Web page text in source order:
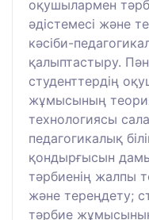
оқушылармен
әдістемесі және
кәсіби-
қалыптастыру.
студенттердің
жұмысының
технологиясы
педагогикалық
қондырғысын
тәрбиенің жалпы
және тереңдету;
тәрбие